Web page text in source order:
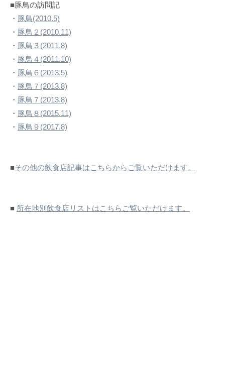
■豚鳥の訪問記
・ 豚鳥(2010.5)
・ 豚鳥２(2010.11)
・ 豚鳥３(2011.8)
・ 豚鳥４(2011.10)
・ 豚鳥６(2013.5)
・ 豚鳥７(2013.8)
・ 豚鳥７(2013.8)
・ 豚鳥８(2015.11)
・ 豚鳥９(2017.8)
■その他の飲食店記事はこちらからご覧いただけます。
■ 所在地別飲食店リストはこちらご覧いただけます。